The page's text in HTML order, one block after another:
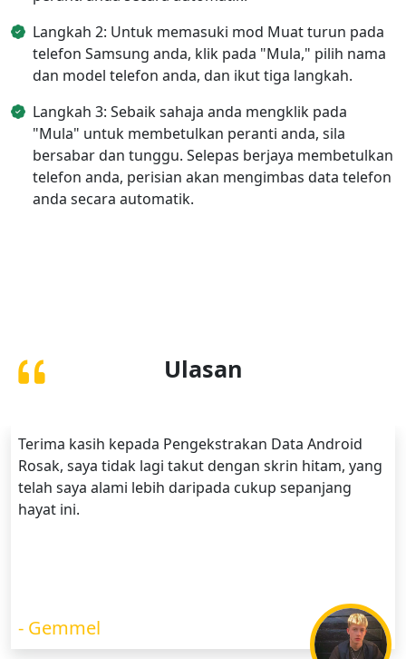
Langkah 2: Untuk memasuki mod Muat turun pada
telefon Samsung anda, klik pada "Mula," pilih nama
dan model telefon anda, dan ikut tiga langkah.
Langkah 3: Sebaik sahaja anda mengklik pada
"Mula" untuk membetulkan peranti anda, sila
bersabar dan tunggu. Selepas berjaya membetulkan
telefon anda, perisian akan mengimbas data telefon
anda secara automatik.
Ulasan
Terima kasih kepada Pengekstrakan Data Android
Rosak, saya tidak lagi takut dengan skrin hitam, yang
telah saya alami lebih daripada cukup sepanjang
hayat ini.
- Gemmel